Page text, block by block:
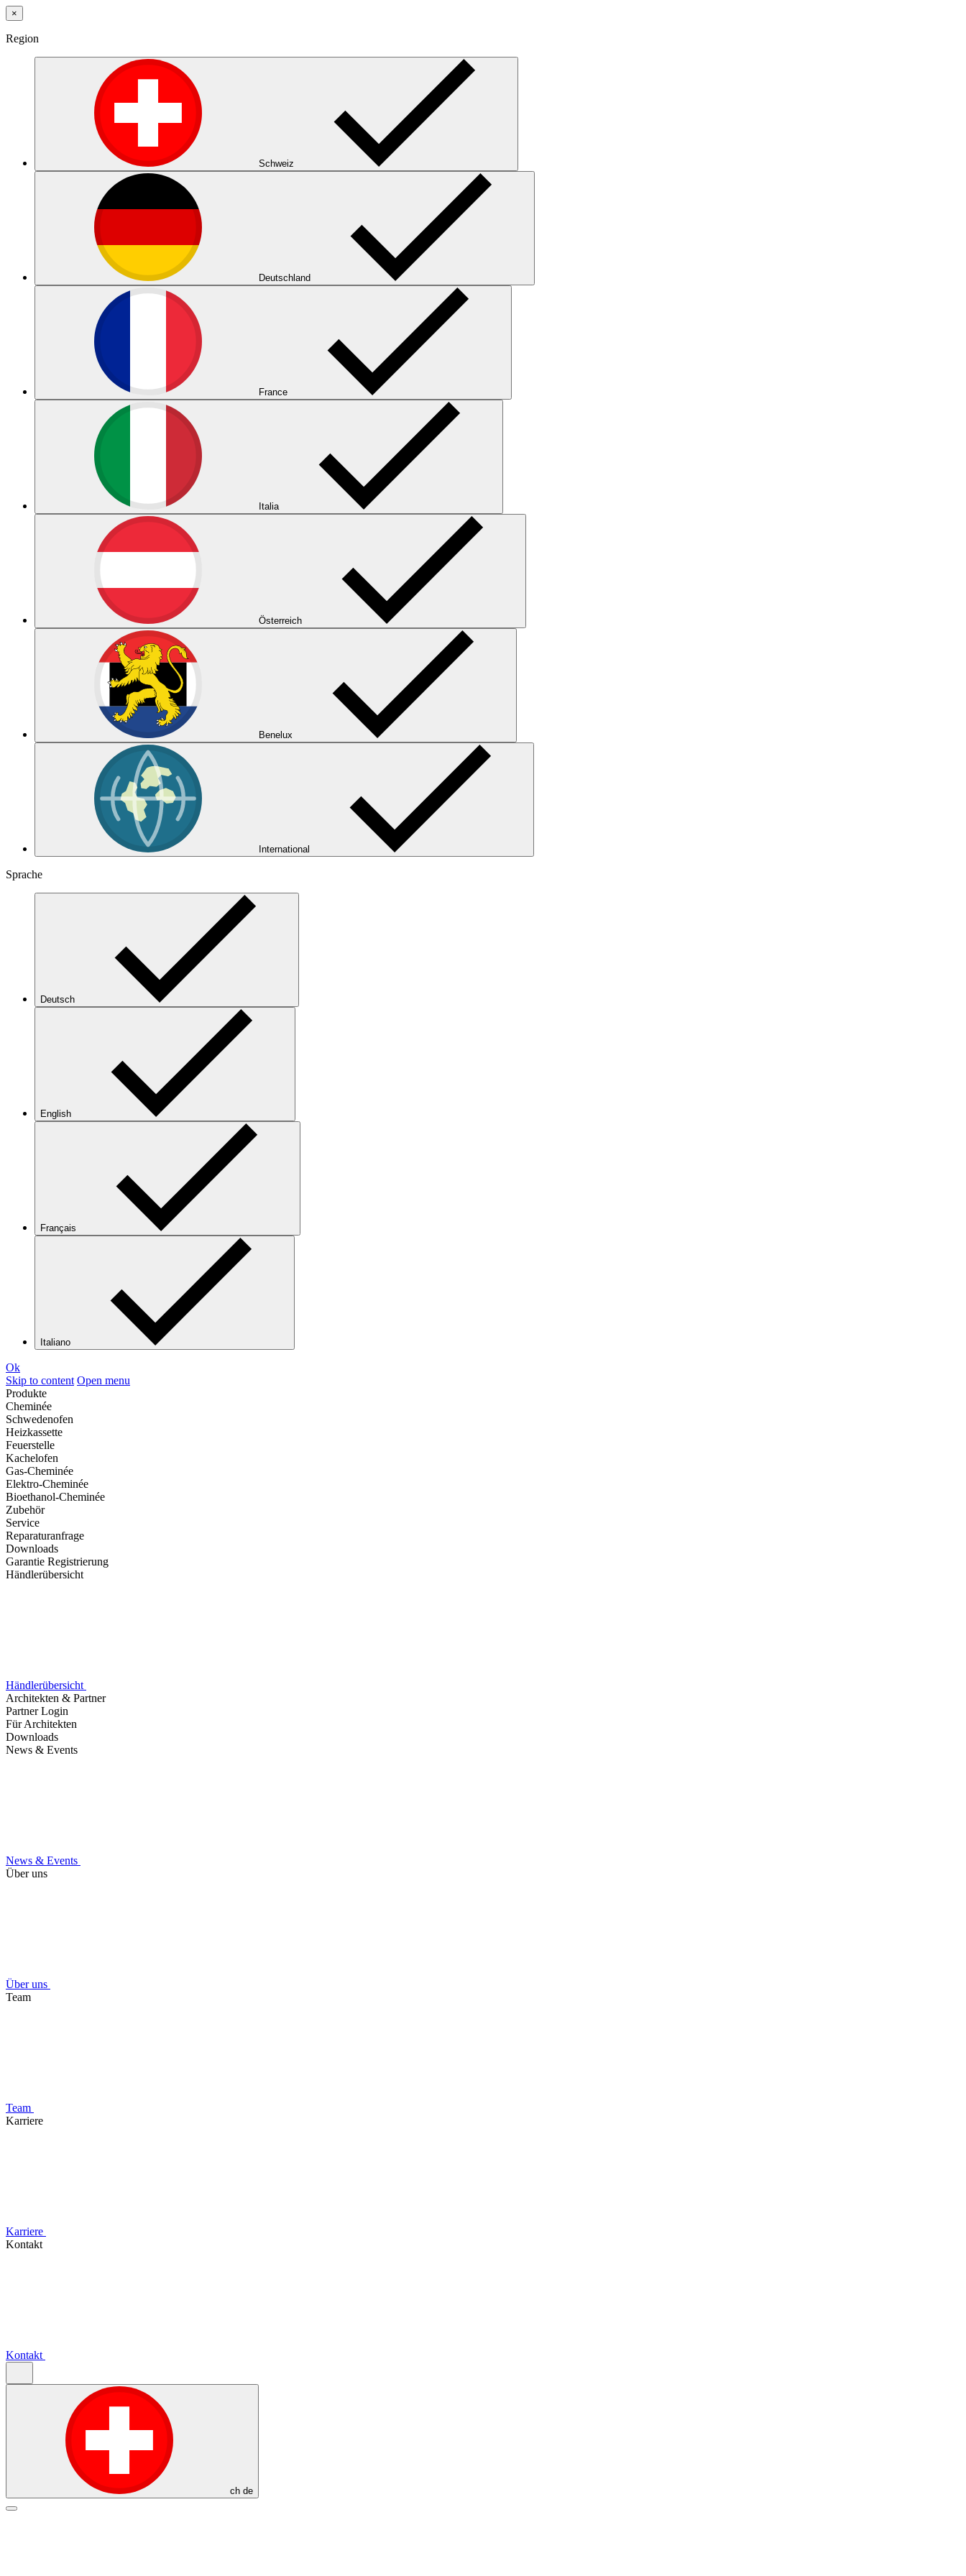
×
Region
Schweiz
Deutschland
France
Italia
Österreich
Benelux
International
Sprache
Deutsch
English
Français
Italiano
Ok
Skip to content Open menu
Produkte
Cheminée
Schwedenofen
Heizkassette
Feuerstelle
Kachelofen
Gas-Cheminée
Elektro-Cheminée
Bioethanol-Cheminée
Zubehör
Service
Reparaturanfrage
Downloads
Garantie Registrierung
Händlerübersicht
Händlerübersicht
Architekten & Partner
Partner Login
Für Architekten
Downloads
News & Events
News & Events
Über uns
Über uns
Team
Team
Karriere
Karriere
Kontakt
Kontakt
ch de